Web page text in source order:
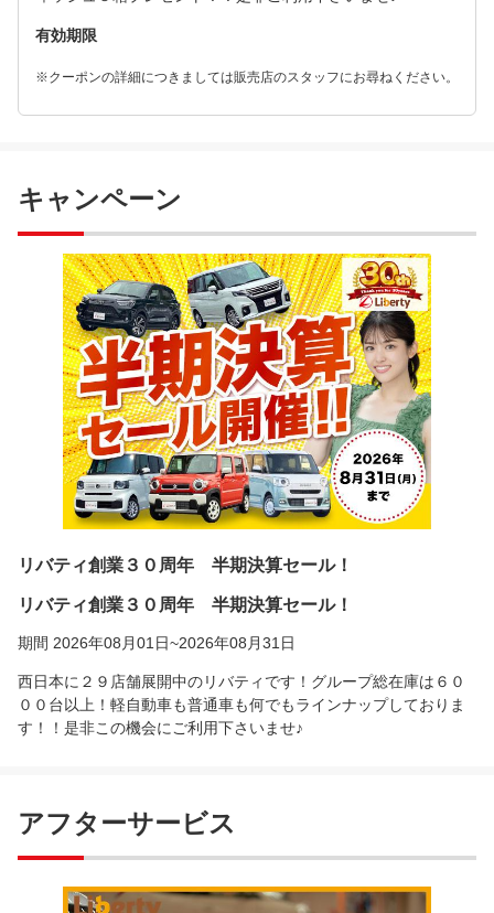
有効期限
※クーポンの詳細につきましては販売店のスタッフにお尋ねください。
キャンペーン
リバティ創業３０周年 半期決算セール！
リバティ創業３０周年 半期決算セール！
期間 2026年08月01日~2026年08月31日
西日本に２９店舗展開中のリバティです！グループ総在庫は６０
００台以上！軽自動車も普通車も何でもラインナップしておりま
す！！是非この機会にご利用下さいませ♪
アフターサービス